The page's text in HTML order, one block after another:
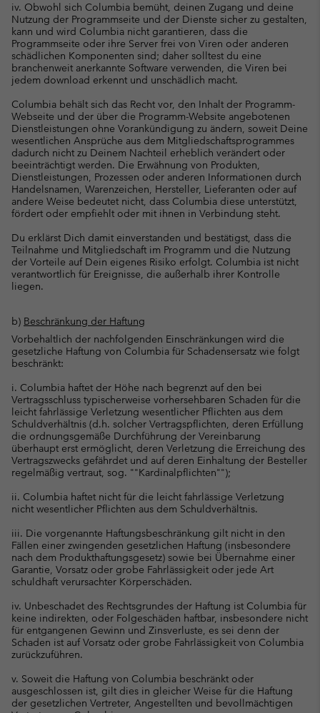
iv. Obwohl sich Columbia bemüht, deinen Zugang und deine
Nutzung der Programmseite und der Dienste sicher zu gestalten,
kann und wird Columbia nicht garantieren, dass die
Programmseite oder ihre Server frei von Viren oder anderen
schädlichen Komponenten sind; daher solltest du eine
branchenweit anerkannte Software verwenden, die Viren bei
jedem download erkennt und unschädlich macht.
Columbia behält sich das Recht vor, den Inhalt der Programm-
Webseite und der über die Programm-Website angebotenen
Dienstleistungen ohne Vorankündigung zu ändern, soweit Deine
wesentlichen Ansprüche aus dem Mitgliedschaftsprogrammes
dadurch nicht zu Deinem Nachteil erheblich verändert oder
beeinträchtigt werden. Die Erwähnung von Produkten,
Dienstleistungen, Prozessen oder anderen Informationen durch
Handelsnamen, Warenzeichen, Hersteller, Lieferanten oder auf
andere Weise bedeutet nicht, dass Columbia diese unterstützt,
fördert oder empfiehlt oder mit ihnen in Verbindung steht.
Du erklärst Dich damit einverstanden und bestätigst, dass die
Teilnahme und Mitgliedschaft im Programm und die Nutzung
der Vorteile auf Dein eigenes Risiko erfolgt. Columbia ist nicht
verantwortlich für Ereignisse, die außerhalb ihrer Kontrolle
liegen.
b) Beschränkung der Haftung
Vorbehaltlich der nachfolgenden Einschränkungen wird die
gesetzliche Haftung von Columbia für Schadensersatz wie folgt
beschränkt:
i. Columbia haftet der Höhe nach begrenzt auf den bei
Vertragsschluss typischerweise vorhersehbaren Schaden für die
leicht fahrlässige Verletzung wesentlicher Pflichten aus dem
Schuldverhältnis (d.h. solcher Vertragspflichten, deren Erfüllung
die ordnungsgemäße Durchführung der Vereinbarung
überhaupt erst ermöglicht, deren Verletzung die Erreichung des
Vertragszwecks gefährdet und auf deren Einhaltung der Besteller
regelmäßig vertraut, sog. ""Kardinalpflichten"");
ii. Columbia haftet nicht für die leicht fahrlässige Verletzung
nicht wesentlicher Pflichten aus dem Schuldverhältnis.
iii. Die vorgenannte Haftungsbeschränkung gilt nicht in den
Fällen einer zwingenden gesetzlichen Haftung (insbesondere
nach dem Produkthaftungsgesetz) sowie bei Übernahme einer
Garantie, Vorsatz oder grobe Fahrlässigkeit oder jede Art
schuldhaft verursachter Körperschäden.
iv. Unbeschadet des Rechtsgrundes der Haftung ist Columbia für
keine indirekten, oder Folgeschäden haftbar, insbesondere nicht
für entgangenen Gewinn und Zinsverluste, es sei denn der
Schaden ist auf Vorsatz oder grobe Fahrlässigkeit von Columbia
zurückzuführen.
v. Soweit die Haftung von Columbia beschränkt oder
ausgeschlossen ist, gilt dies in gleicher Weise für die Haftung
der gesetzlichen Vertreter, Angestellten und bevollmächtigen